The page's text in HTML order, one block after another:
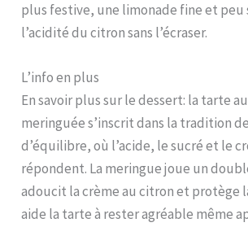
plus festive, une limonade fine et peu
l’acidité du citron sans l’écraser.
L’info en plus
En savoir plus sur le dessert: la tarte
meringuée s’inscrit dans la tradition
d’équilibre, où l’acide, le sucré et le
répondent. La meringue joue un
adoucit la crème au citron et protège
aide la tarte à rester agréable même